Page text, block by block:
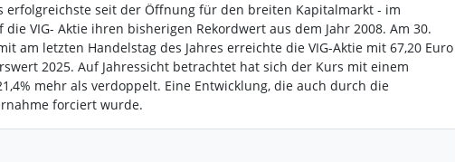
erfolgreichste seit der Öffnung für den breiten Kapitalmarkt - im
VIG- Aktie ihren bisherigen Rekordwert aus dem Jahr 2008. Am 30.
am letzten Handelstag des Jahres erreichte die VIG-Aktie mit 67,20 Euro
2025. Auf Jahressicht betrachtet hat sich der Kurs mit einem
mehr als verdoppelt. Eine Entwicklung, die auch durch die
forciert wurde.